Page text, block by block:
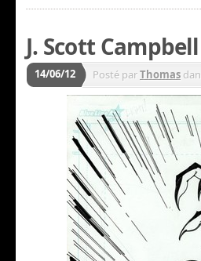
J. Scott
14/06/12 Posté parThomas